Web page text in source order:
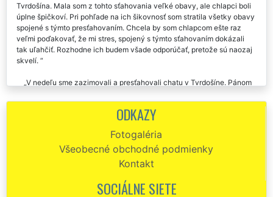
Tvrdošína. Mala som z tohto sťahovania veľké obavy, ale chlapci boli
úplne špičkoví. Pri pohľade na ich šikovnosť som stratila všetky obavy
spojené s týmto presťahovaním. Chcela by som chlapcom ešte raz
veľmi poďakovať, že mi stres, spojený s týmto sťahovaním dokázali
tak uľahčiť. Rozhodne ich budem všade odporúčať, pretože sú naozaj
skvelí.
V nedeľu sme zazimovali a presťahovali chatu v Tvrdošíne. Pánom
profesionálny prístup, a hlavne za špičkovú cenu, za ktorú nás
presťahovali. Ďakujem, ďakujem, ďakujem.
Chalupu v Tvrdošíne sme sťahovali pomocou spoločnosti EXTRA
SLUŽBY. S ich prácou sme boli maximálne spokojní.
Objednanie sťahovania chaty v Tvrdošíne cez webový
objednávkový formulár bolo veľmi jednoduché a rýchle. Technici sa mi
ozvali počas 0,5 hod. Samotné sťahovanie chaty prebehlo úplne
ODKAZY
Fotogaléria
Všeobecné obchodné podmienky
Kontakt
SOCIÁLNE SIETE